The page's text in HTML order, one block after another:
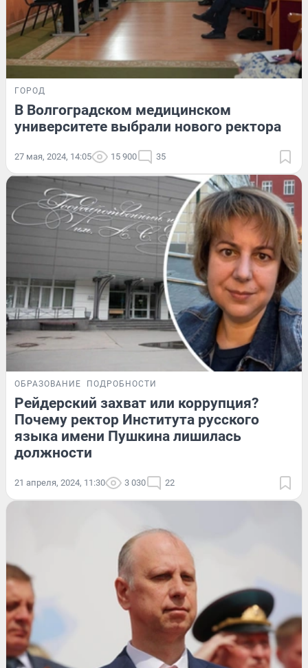
ГОРОД
В Волгоградском медицинском
университете выбрали нового ректора
27 мая, 2024, 14:05 15 900 35
ОБРАЗОВАНИЕ ПОДРОБНОСТИ
Рейдерский захват или коррупция?
Почему ректор Института русского
языка имени Пушкина лишилась
должности
21 апреля, 2024, 11:30 3 030 22